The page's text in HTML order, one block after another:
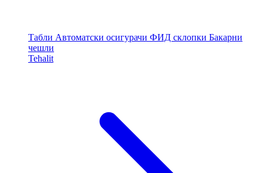
Табли Автоматски осигурачи ФИД склопки Бакарни
чешли
Tehalit